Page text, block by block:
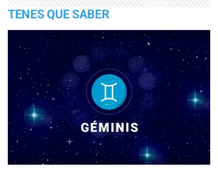
TENES QUE SABER